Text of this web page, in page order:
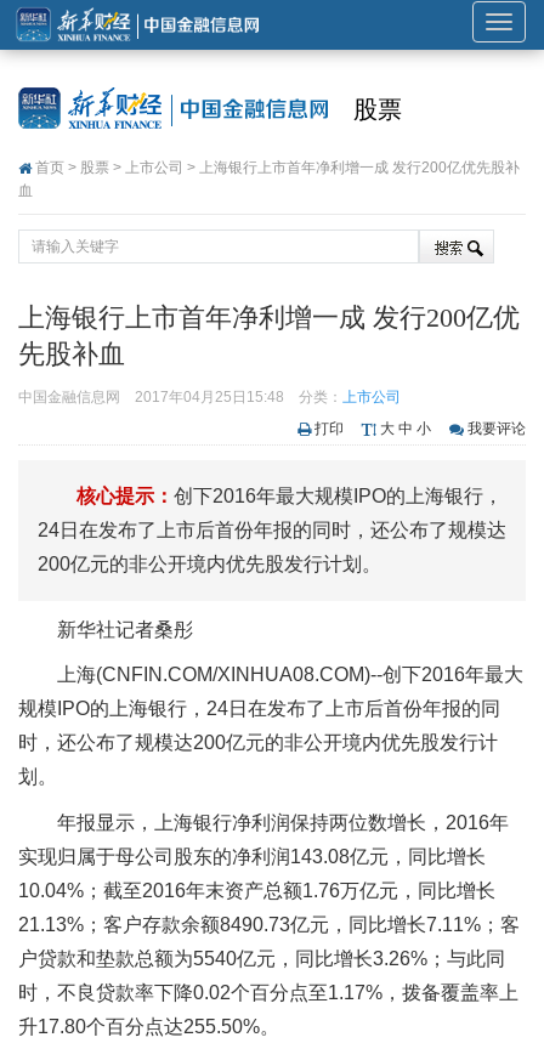
展
开
导
股票
首页 > 股票 > 上市公司 > 上海银行上市首年净利增一成 发行200亿优先股补
血
上海银行上市首年净利增一成 发行200亿优
先股补血
中国金融信息网 2017年04月25日15:48 分类： 上市公司
打印
大 中 小 我要评论
核心提示： 创下2016年最大规模IPO的上海银行，
24日在发布了上市后首份年报的同时，还公布了规模达
200亿元的非公开境内优先股发行计划。
新华社记者桑彤
上海(CNFIN.COM/XINHUA08.COM)--创下2016年最大
规模IPO的上海银行，24日在发布了上市后首份年报的同
时，还公布了规模达200亿元的非公开境内优先股发行计
划。
年报显示，上海银行净利润保持两位数增长，2016年
实现归属于母公司股东的净利润143.08亿元，同比增长
10.04%；截至2016年末资产总额1.76万亿元，同比增长
21.13%；客户存款余额8490.73亿元，同比增长7.11%；客
户贷款和垫款总额为5540亿元，同比增长3.26%；与此同
时，不良贷款率下降0.02个百分点至1.17%，拨备覆盖率上
升17.80个百分点达255.50%。